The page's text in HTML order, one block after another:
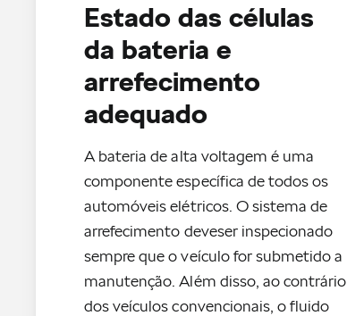
Estado das células
da bateria e
arrefecimento
adequado
A bateria de alta voltagem é uma
componente específica de todos os
automóveis elétricos. O sistema de
arrefecimento deveser inspecionado
sempre que o veículo for submetido a
manutenção. Além disso, ao contrário
dos veículos convencionais, o fluido